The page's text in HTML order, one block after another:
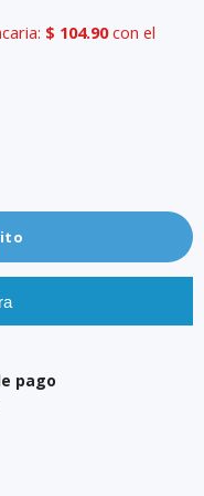
$ 104.90con el
pago